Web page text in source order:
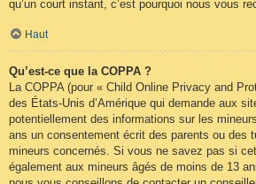
qu’un court instant, c’est pourquoi nous vous
Haut
Qu’est-ce que la COPPA ?
La COPPA (pour « Child Online Privacy and
des États-Unis d’Amérique qui demande aux
potentiellement des informations sur les
ans un consentement écrit des parents ou des
mineurs concernés. Si vous ne savez pas si
également aux mineurs âgés de moins de 13